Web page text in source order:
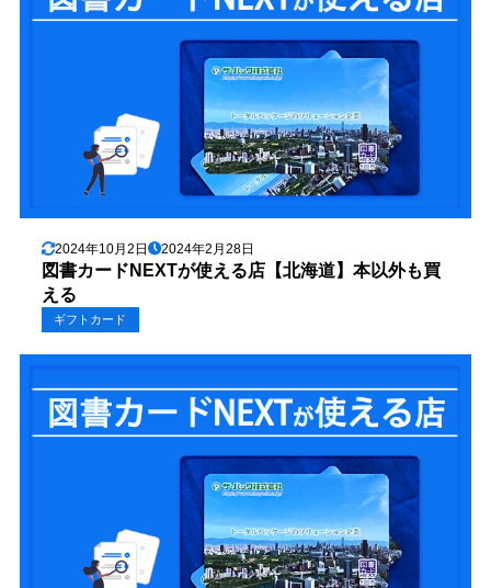
2024年10月2日 2024年2月28日
図書カードNEXTが使える店【北海道】本以外も買
える
ギフトカード